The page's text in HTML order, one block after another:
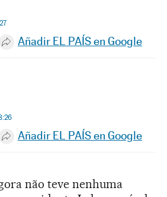
Whatsapp
en Facebook
en Twitter
Desplegar Redes Sociales
Añadir EL PAÍS en Google
Whatsapp
en Facebook
en Twitter
Desplegar Redes Sociales
Añadir EL PAÍS en Google
não teve nenhuma